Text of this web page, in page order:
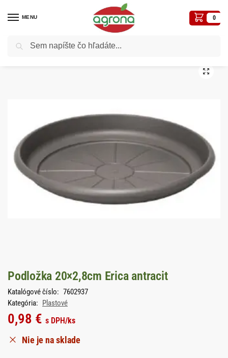
MENU 0
Domov Kvetináče, plôtiky, sadbovače, vázy, truhlíky...
Podložka 20×2,8cm Erica antracit
Katalógové číslo: 7602937
Kategória: Plastové
0,98 € s DPH/ks
Nie je na sklade